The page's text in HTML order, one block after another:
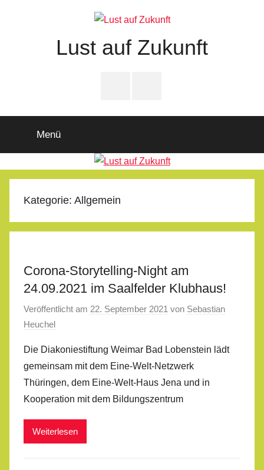
Lust auf Zukunft
Menü
Kategorie: Allgemein
Corona-Storytelling-Night am
24.09.2021 im Saalfelder Klubhaus!
Veröffentlicht am 22. September 2021 von Sebastian
Heuchel
Die Diakoniestiftung Weimar Bad Lobenstein lädt
gemeinsam mit dem Eine-Welt-Netzwerk
Thüringen, dem Eine-Welt-Haus Jena und in
Kooperation mit dem Bildungszentrum
Weiterlesen